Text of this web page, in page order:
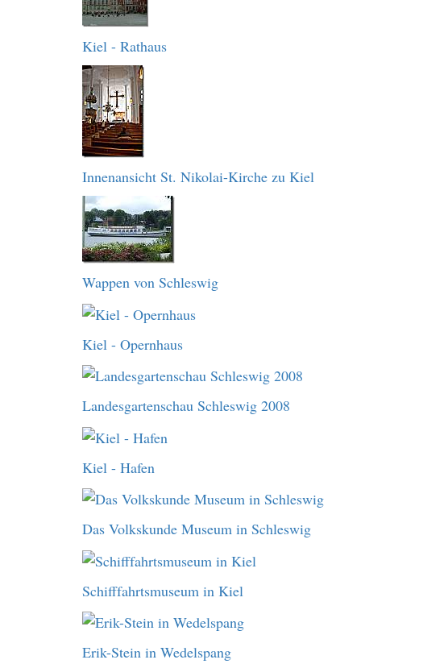
Kiel - Rathaus
Innenansicht St. Nikolai-Kirche zu Kiel
Wappen von Schleswig
Kiel - Opernhaus
Landesgartenschau Schleswig 2008
Kiel - Hafen
Das Volkskunde Museum in Schleswig
Schifffahrtsmuseum in Kiel
Erik-Stein in Wedelspang